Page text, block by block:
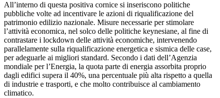
All’interno di questa positiva cornice si inseriscono politiche
pubbliche volte ad incentivare le azioni di riqualificazione del
patrimonio edilizio nazionale. Misure necessarie per stimolare
l’attività economica, nel solco delle politiche keynesiane, al fine di
contrastare i lockdown delle attività economiche, intervenendo
parallelamente sulla riqualificazione energetica e sismica delle case,
per adeguarle ai migliori standard. Secondo i dati dell’Agenzia
mondiale per l’Energia, la quota parte di energia assorbita proprio
dagli edifici supera il 40%, una percentuale più alta rispetto a quella
di industrie e trasporti, e che molto contribuisce al cambiamento
climatico.